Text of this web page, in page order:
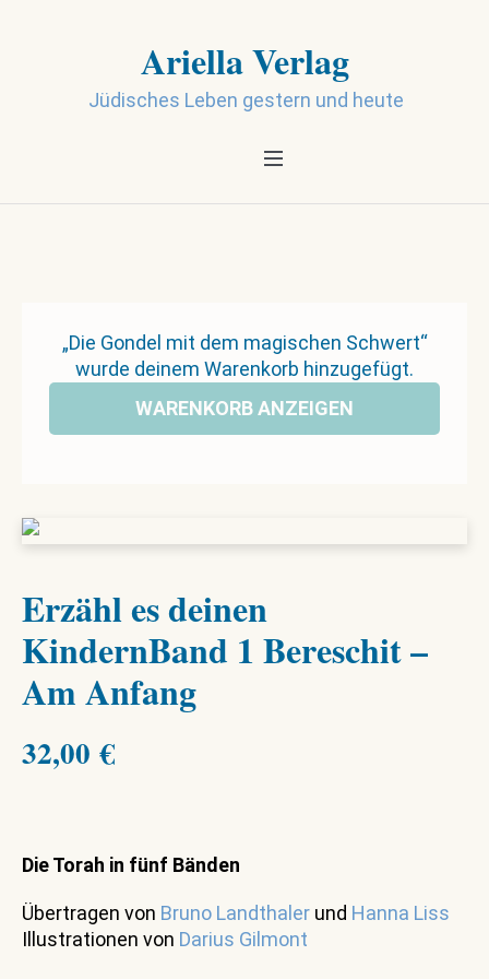
Ariella Verlag
Jüdisches Leben gestern und heute
„Die Gondel mit dem magischen Schwert“
wurde deinem Warenkorb hinzugefügt.
WARENKORB ANZEIGEN
Erzähl es deinen
KindernBand 1 Bereschit –
Am Anfang
32,00 €
Die Torah in fünf Bänden
Übertragen von Bruno Landthaler und Hanna Liss
Illustrationen von Darius Gilmont